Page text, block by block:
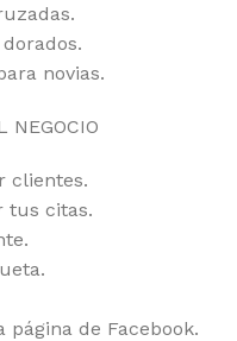
novias.
NEGOCIO
clientes.
tus citas.
de Facebook.